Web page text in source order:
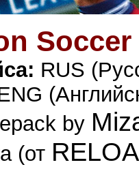
RUS
by
(от